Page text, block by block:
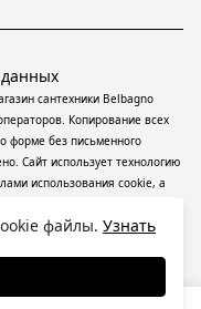
сантехники Belbagno
Копирование всех
форме без письменного
Сайт использует технологию
использования cookie, а
(информационные
сбора, систематизации и
сети
Федерации).
файлы. Узнать